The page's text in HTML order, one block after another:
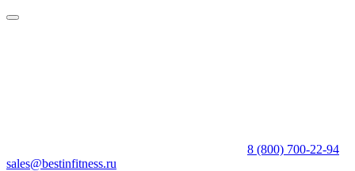
8 (800) 700-22-94
sales@bestinfitness.ru